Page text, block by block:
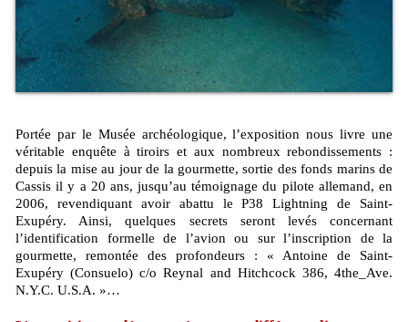
Portée par le Musée archéologique, l’exposition nous livre une
véritable enquête à tiroirs et aux nombreux rebondissements :
depuis la mise au jour de la gourmette, sortie des fonds marins de
Cassis il y a 20 ans, jusqu’au témoignage du pilote allemand, en
2006, revendiquant avoir abattu le P38 Lightning de Saint-
Exupéry. Ainsi, quelques secrets seront levés concernant
l’identification formelle de l’avion ou sur l’inscription de la
gourmette, remontée des profondeurs : « Antoine de Saint-
Exupéry (Consuelo) c/o Reynal and Hitchcock 386, 4the_Ave.
N.Y.C. U.S.A. »…